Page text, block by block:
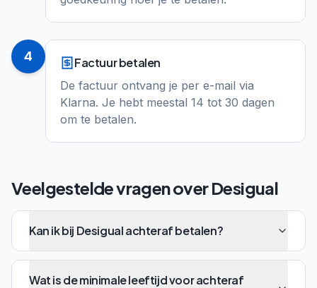
4 Factuur betalen
De factuur ontvang je per e-mail via
Klarna. Je hebt meestal 14 tot 30 dagen
om te betalen.
Veelgestelde vragen overDesigual
Kan ik bij Desigual achteraf betalen?
Wat is de minimale leeftijd voor achteraf